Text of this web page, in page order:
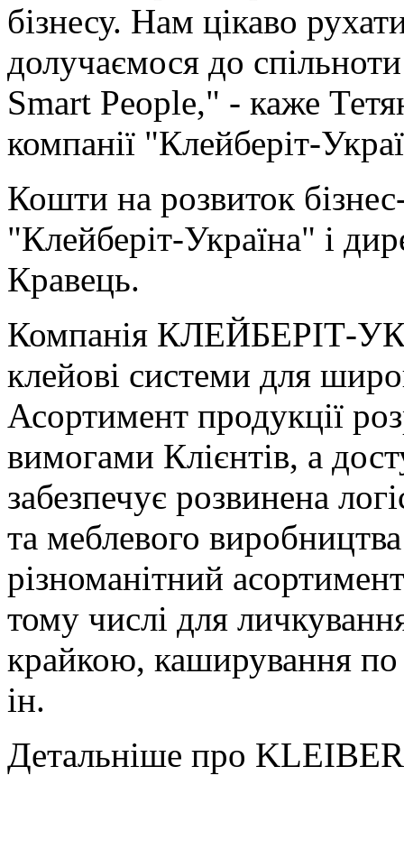
бізнесу. Нам цікаво
долучаємося до
Smart People," - каже
компанії "Клейберіт-
Кошти на розвиток
"Клейберіт-Україна" і
Кравець.
Компанія КЛЕЙБЕРІТ-
клейові системи для
Асортимент продукції
вимогами Клієнтів, а
забезпечує розвинена
та меблевого
різноманітний
тому числі для
крайкою, каширування по
ін.
Детальніше про